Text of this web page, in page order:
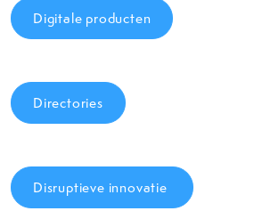
Digitale producten
Directories
Disruptieve innovatie